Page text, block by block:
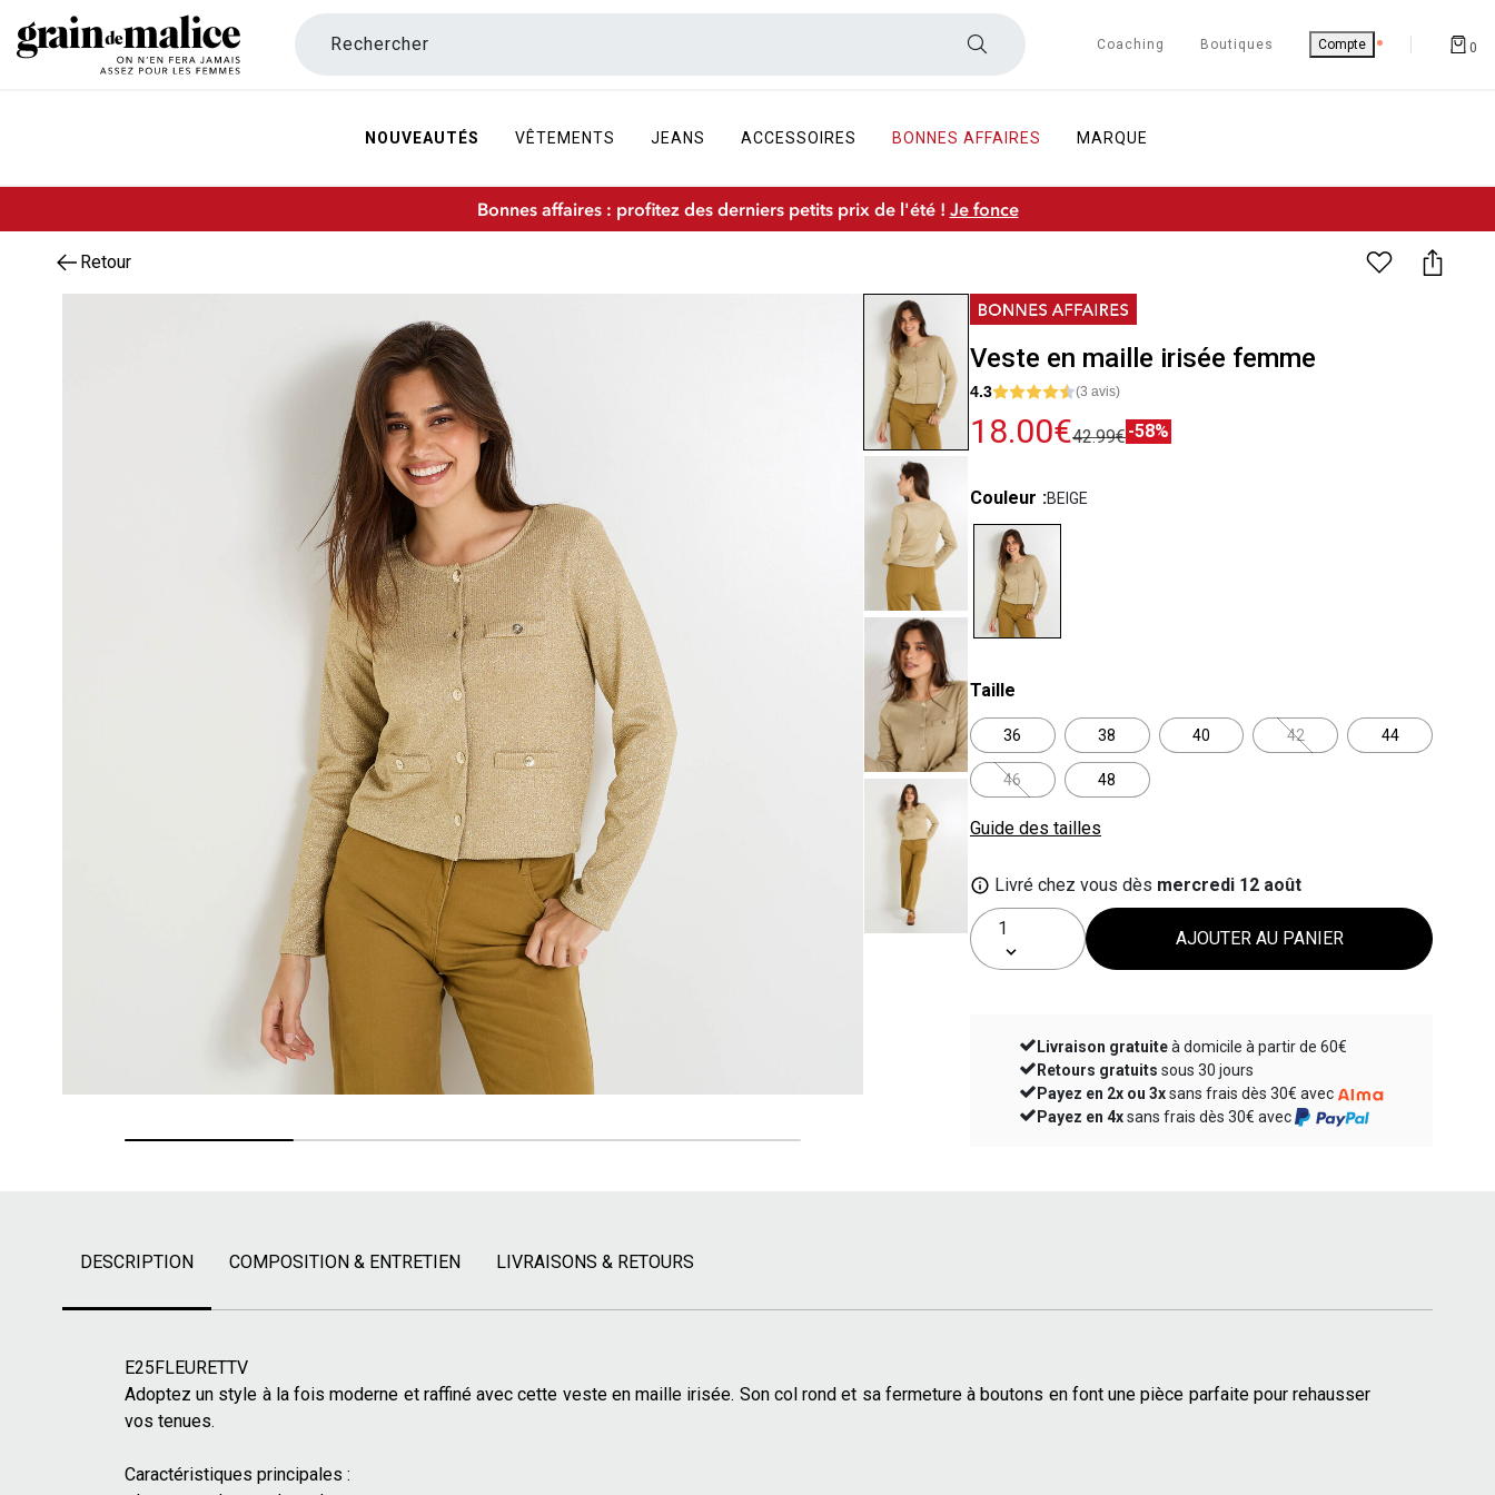
Rechercher Coaching Boutiques Compte 0
NOUVEAUTÉS VÊTEMENTS JEANS ACCESSOIRES BONNES AFFAIRES MARQUE
Bonnes affaires : profitez des derniers petits prix de l'été ! Je fonce
Retour
Veste en maille irisée femme
4.3 (3 avis)
18.00€42.99€-58%
Couleur BEIGE
Taille
36 38 40 42 44
46 48
Guide des tailles
Livré chez vous dès mercredi 12 août
AJOUTER AU PANIER
Livraison gratuite
à domicile à partir de 60€
Retours gratuits
sous 30 jours
Payez en 2x ou 3x
sans frais dès 30€ avec
Payez en 4x
sans frais dès 30€ avec
DESCRIPTION COMPOSITION & ENTRETIEN LIVRAISONS & RETOURS
E25FLEURETTV
Adoptez un style à la fois moderne et raffiné avec cette veste en maille irisée. Son col rond et sa fermeture à boutons en font une pièce parfaite pour rehausser
vos tenues.
Caractéristiques principales :